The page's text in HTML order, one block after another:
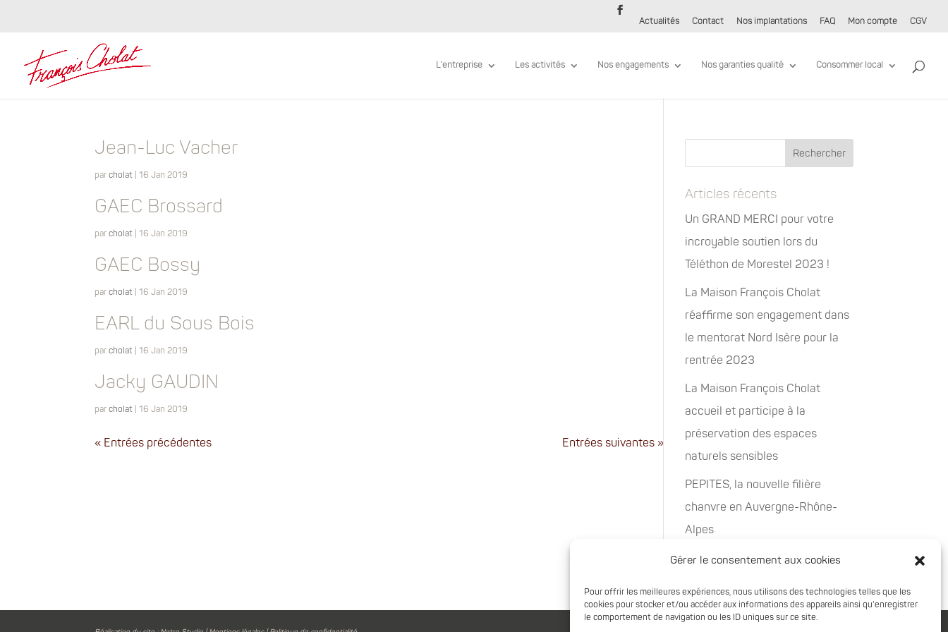
Gérer le consentement aux cookies
Pour offrir les meilleures expériences, nous utilisons des technologies telles que les
cookies pour stocker et/ou accéder aux informations des appareils ainsi qu'enregistrer
le comportement de navigation ou les ID uniques sur ce site.
Actualités Contact Nos implantations FAQ Mon compte CGV
L’entreprise Les activités Nos engagements Nos garanties qualité Consommer local
Jean-Luc Vacher
parcholat |16 Jan 2019
GAEC Brossard
parcholat |16 Jan 2019
GAEC Bossy
parcholat |16 Jan 2019
EARL du Sous Bois
parcholat |16 Jan 2019
Jacky GAUDIN
parcholat |16 Jan 2019
« Entrées précédentes Entrées suivantes »
Articles récents
Un GRAND MERCI pour votre
incroyable soutien lors du
Téléthon de Morestel 2023 !
La Maison François Cholat
réaffirme son engagement dans
le mentorat Nord Isère pour la
rentrée 2023
La Maison François Cholat
accueil et participe à la
préservation des espaces
naturels sensibles
PEPITES, la nouvelle filière
chanvre en Auvergne-Rhône-
Alpes
Rachat de 5 sites à Oxyane